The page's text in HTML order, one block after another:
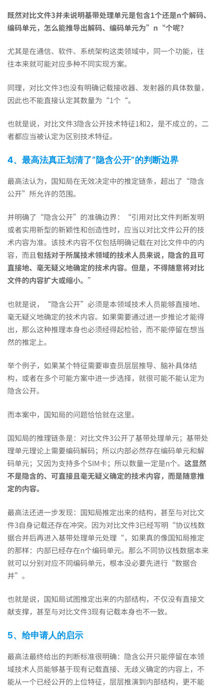
既然对比文件3并未说明基带处理单元是包含1个还是n个解码、
编码单元，怎么能推导出解码、编码单元为”n“个呢？
尤其是在通信、软件、系统架构这类领域中，同一个功能，往
往本来就可能对应多种不同实现方案。
同理，对比文件3也没有明确记载接收器、发射器的具体数量，
因此也不能直接认定其数量为“1个“。
也就是说，对比文件3隐含公开技术特征1和2，是不成立的，二
者都应当被认定为区别技术特征。
4、最高法真正划清了“隐含公开”的判断边界
最高法认为，国知局在无效决定中的推定链条，超出了“隐含
公开”所允许的范围。
并明确了“隐含公开”的准确边界：“引用对比文件判断发明
或者实用新型的新颖性和创造性时，应当以对比文件公开的技
术内容为准。该技术内容不仅包括明确记载在对比文件中的内
容，而且包括对于所属技术领域的技术人员来说，隐含的且可
直接地、毫无疑义地确定的技术内容。但是，不得随意将对比
文件的内容扩大或缩小。 ”
也就是说，“隐含公开”必须是本领域技术人员能够直接地、
毫无疑义地确定的技术内容。如果需要通过进一步推论才能得
出，那么这种推理本身也必须经得起检验，而不能停留在想当
然的推定上。
举个例子，如果某个特征需要审查员层层推导、脑补具体结
构，或者在多个可能方案中进一步选择，就很可能不能认定为
隐含公开。
而本案中，国知局的问题恰恰就在这里。
国知局的推理链条是：对比文件3公开了基带处理单元；基带处
理单元理论上需要编码解码；所以内部必然存在编码单元和解
码单元；又因为支持多个SIM卡；所以数量一定是n个。 这显然
不是隐含的、可直接且毫无疑义确定的技术内容，而是随意推
定的内容。
最高法还进一步发现：国知局推定出来的结构，甚至与对比文
件3自身记载还存在冲突。因为对比文件3已经写明“协议栈数
据合并后再进入基带处理单元处理“，如果真的像国知局推定
的那样：内部已经存在n个编码单元。那么不同协议栈数据本来
就可以分别对应不同编码单元，根本没必要先进行“数据合
并”。
也就是说，国知局试图推定出来的内部结构，不仅没有直接文
献支撑，甚至与对比文件3现有记载本身也不一致。
5、给申请人的启示
最高法最终给出的判断标准很明确：隐含公开只能停留在本领
域技术人员能够基于现有记载直接、无歧义确定的内容上，不
能从一个已经公开的上位特征，层层推演到内部结构，更不能